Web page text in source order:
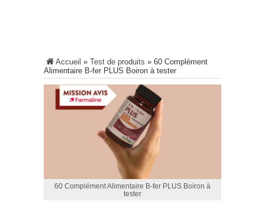
Accueil » Test de produits » 60 Complément
Alimentaire B-fer PLUS Boiron à tester
60 Complément Alimentaire B-fer PLUS Boiron à
tester